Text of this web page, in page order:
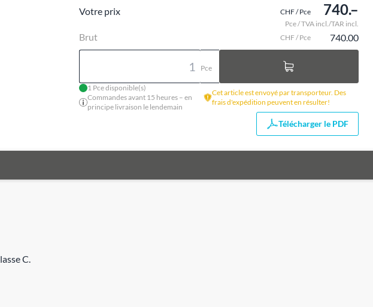
Votre prix CHF / Pce 740.–
Pce / TVA incl./TAR incl.
Brut CHF / Pce 740.00
Pce
1 Pce disponible(s)
Commandes avant 15 heures – en
principe livraison le lendemain
Cet article est envoyé par transporteur. Des
frais d'expédition peuvent en résulter!
Télécharger le PDF
C.